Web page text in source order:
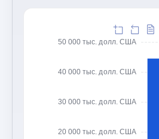
20 000 тыс. долл. США
30 000 тыс. долл. США
40 000 тыс. долл. США
50 000 тыс. долл. США